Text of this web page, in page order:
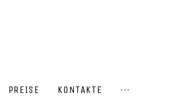
PREISE KONTAKTE ···